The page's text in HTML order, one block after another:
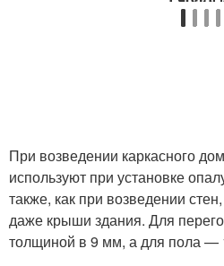
При возведении каркасного
используют при установке
также, как при возведении
даже крыши здания. Для
толщиной в 9 мм, а для пола —